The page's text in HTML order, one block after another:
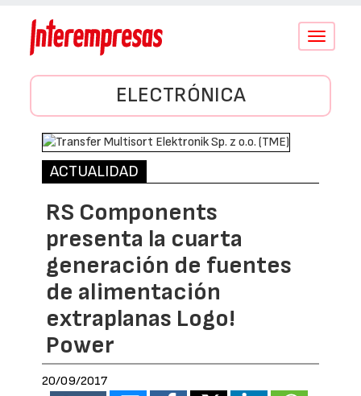
Conmutar
ELECTRÓNICA
ACTUALIDAD
RS Components
presenta la cuarta
generación de fuentes
de alimentación
extraplanas Logo!
Power
20/09/2017